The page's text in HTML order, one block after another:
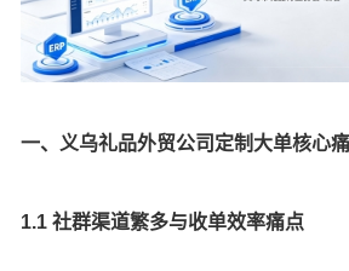
一、义乌礼品外贸公司定制大单核心
1.1 社群渠道繁多与收单效率痛点